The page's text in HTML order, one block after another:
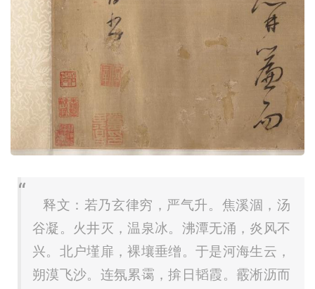
释文：若乃玄律穷，严气升。焦溪涸，汤
谷凝。火井灭，温泉冰。沸潭无涌，炎风不
兴。北户墐扉，裸壤垂缯。于是河海生云，
朔漠飞沙。连氛累霭，揜日韬霞。霰淅沥而